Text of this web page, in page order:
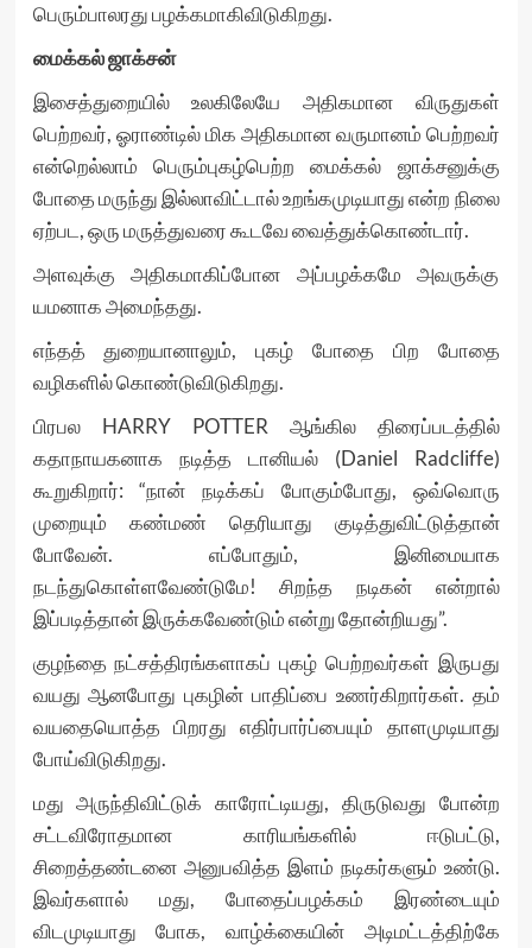
பெரும்பாலரது பழக்கமாகிவிடுகிறது.
மைக்கல் ஜாக்சன்
இசைத்துறையில் உலகிலேயே அதிகமான விருதுகள்
பெற்றவர், ஓராண்டில் மிக அதிகமான வருமானம் பெற்றவர்
என்றெல்லாம் பெரும்புகழ்பெற்ற மைக்கல் ஜாக்சனுக்கு
போதை மருந்து இல்லாவிட்டால் உறங்கமுடியாது என்ற நிலை
ஏற்பட, ஒரு மருத்துவரை கூடவே வைத்துக்கொண்டார்.
அளவுக்கு அதிகமாகிப்போன அப்பழக்கமே அவருக்கு
யமனாக அமைந்தது.
எந்தத் துறையானாலும், புகழ் போதை பிற போதை
வழிகளில் கொண்டுவிடுகிறது.
பிரபல HARRY POTTER ஆங்கில திரைப்படத்தில்
கதாநாயகனாக நடித்த டானியல் (Daniel Radcliffe)
கூறுகிறார்: “நான் நடிக்கப் போகும்போது, ஒவ்வொரு
முறையும் கண்மண் தெரியாது குடித்துவிட்டுத்தான்
போவேன். எப்போதும், இனிமையாக
நடந்துகொள்ளவேண்டுமே! சிறந்த நடிகன் என்றால்
இப்படித்தான் இருக்கவேண்டும் என்று தோன்றியது”.
குழந்தை நட்சத்திரங்களாகப் புகழ் பெற்றவர்கள் இருபது
வயது ஆனபோது புகழின் பாதிப்பை உணர்கிறார்கள். தம்
வயதையொத்த பிறரது எதிர்பார்ப்பையும் தாளமுடியாது
போய்விடுகிறது.
மது அருந்திவிட்டுக் காரோட்டியது, திருடுவது போன்ற
சட்டவிரோதமான காரியங்களில் ஈடுபட்டு,
சிறைத்தண்டனை அனுபவித்த இளம் நடிகர்களும் உண்டு.
இவர்களால் மது, போதைப்பழக்கம் இரண்டையும்
விடமுடியாது போக, வாழ்க்கையின் அடிமட்டத்திற்கே